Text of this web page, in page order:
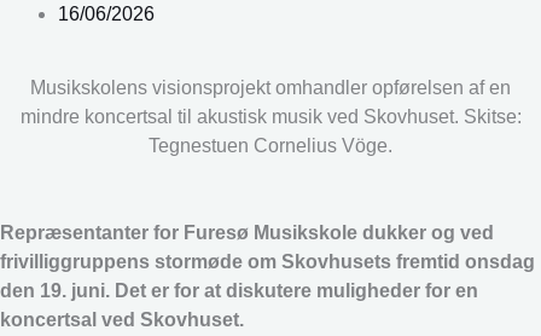
16/06/2026
Musikskolens visionsprojekt omhandler opførelsen af en
mindre koncertsal til akustisk musik ved Skovhuset. Skitse:
Tegnestuen Cornelius Vöge.
Repræsentanter for Furesø Musikskole dukker og ved
frivilliggruppens stormøde om Skovhusets fremtid onsdag
den 19. juni. Det er for at diskutere muligheder for en
koncertsal ved Skovhuset.